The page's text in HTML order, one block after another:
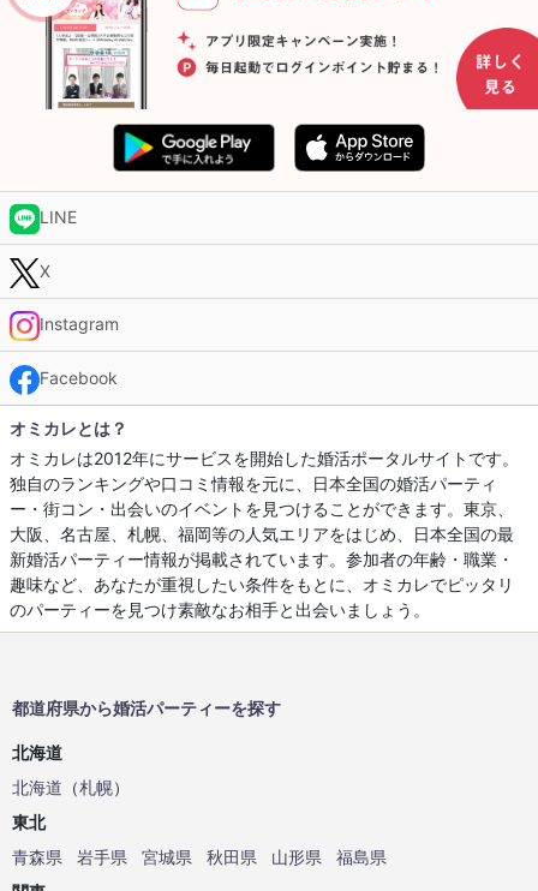
LINE
X
Instagram
Facebook
オミカレとは？
オミカレは2012年にサービスを開始した婚活ポータルサイトです。
独自のランキングや口コミ情報を元に、日本全国の婚活パーティ
ー・街コン・出会いのイベントを見つけることができます。東京、
大阪、名古屋、札幌、福岡等の人気エリアをはじめ、日本全国の最
新婚活パーティー情報が掲載されています。参加者の年齢・職業・
趣味など、あなたが重視したい条件をもとに、オミカレでピッタリ
のパーティーを見つけ素敵なお相手と出会いましょう。
都道府県から婚活パーティーを探す
北海道
北海道 （札幌）
東北
青森県
岩手県 宮城県 秋田県 山形県
福島県